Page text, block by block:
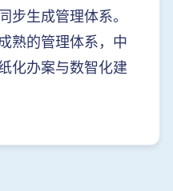
步生成管理体系。
熟的管理体系，中
化办案与数智化建